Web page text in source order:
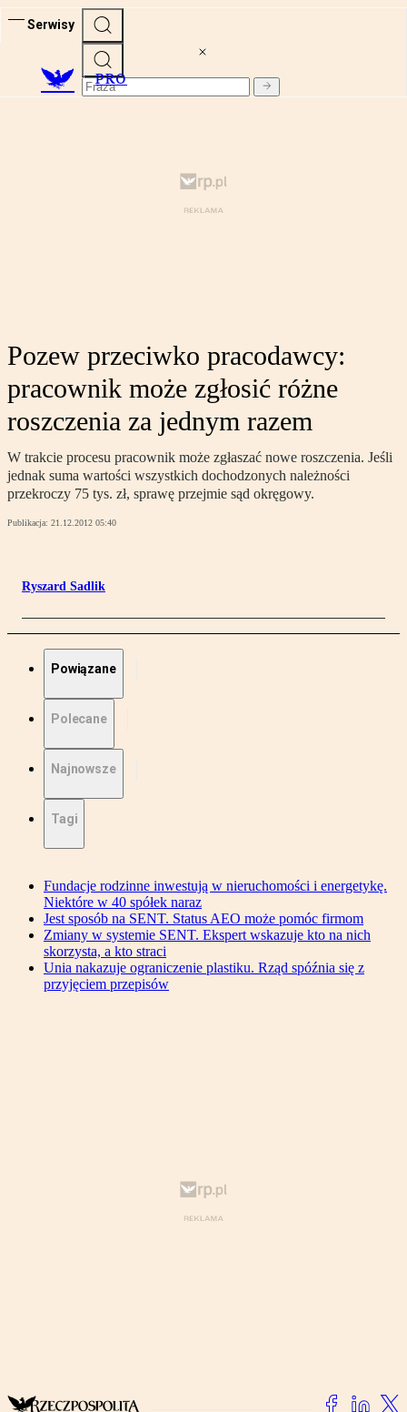
Serwisy
PRO
Pozew przeciwko pracodawcy:
pracownik może zgłosić różne
roszczenia za jednym razem
W trakcie procesu pracownik może zgłaszać nowe roszczenia. Jeśli
jednak suma wartości wszystkich dochodzonych należności
przekroczy 75 tys. zł, sprawę przejmie sąd okręgowy.
Publikacja: 21.12.2012 05:40
Ryszard Sadlik
Powiązane
Polecane
Najnowsze
Tagi
Fundacje rodzinne inwestują w nieruchomości i energetykę.
Niektóre w 40 spółek naraz
Jest sposób na SENT. Status AEO może pomóc firmom
Zmiany w systemie SENT. Ekspert wskazuje kto na nich
skorzysta, a kto straci
Unia nakazuje ograniczenie plastiku. Rząd spóźnia się z
przyjęciem przepisów